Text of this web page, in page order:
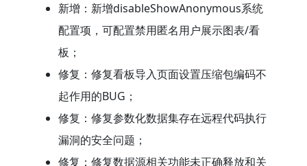
新增：新增disableShowAnonymous系统
配置项，可配置禁用匿名用户展示图表/看
板；
修复：修复看板导入页面设置压缩包编码不
起作用的BUG；
修复：修复参数化数据集存在远程代码执行
漏洞的安全问题；
修复：修复数据源相关功能未正确释放和关